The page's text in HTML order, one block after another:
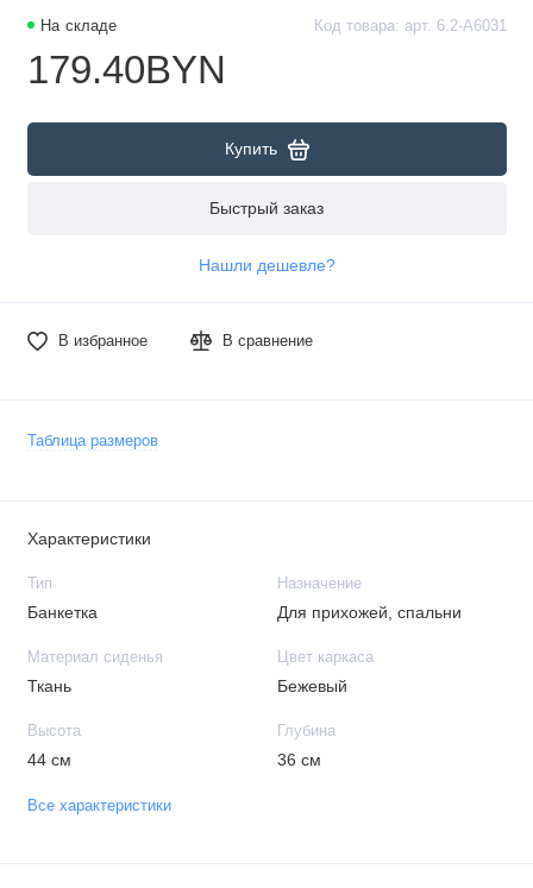
На складе Код товара: арт. 6.2-А6031
179.40BYN
Купить
Быстрый заказ
Нашли дешевле?
В избранное В сравнение
Таблица размеров
Характеристики
Тип
Банкетка
Назначение
Для прихожей, спальни
Материал сиденья
Ткань
Цвет каркаса
Бежевый
Высота
44 см
Глубина
36 см
Все характеристики